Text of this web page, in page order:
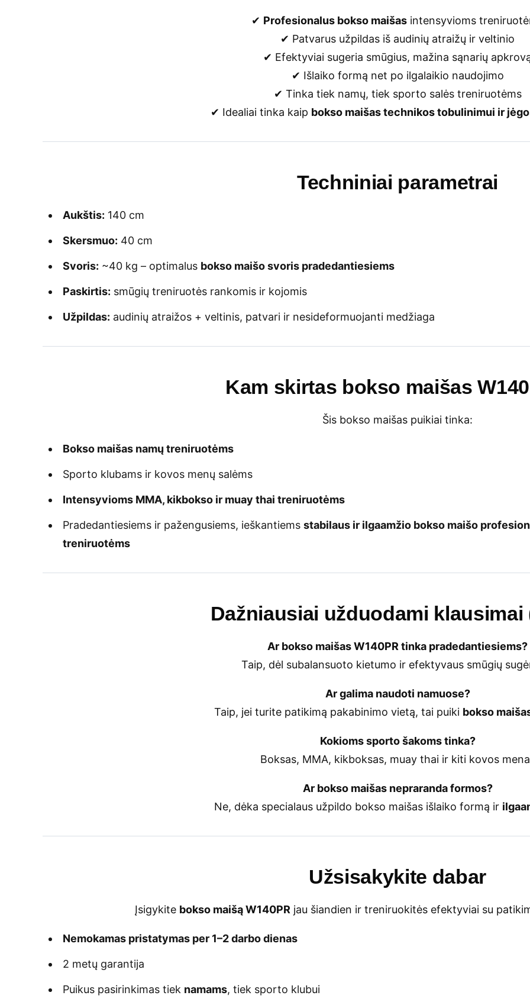
✔ Profesionalus bokso maišas intensyvioms
✔ Patvarus užpildas iš audinių atraižų ir veltinio
✔ Efektyviai sugeria smūgius, mažina sąnarių
✔ Išlaiko formą net po ilgalaikio naudojimo
✔ Tinka tiek namų, tiek sporto salės treniruotėms
✔ Idealiai tinka kaip bokso maišas technikos tobulinimui ir
Techniniai parametrai
Aukštis: 140 cm
Skersmuo: 40 cm
Svoris: ~40 kg – optimalus bokso maišo svoris pradedantiesiems
Paskirtis: smūgių treniruotės rankomis ir kojomis
Užpildas: audinių atraižos + veltinis, patvari ir nesideformuojanti medžiaga
Kam skirtas bokso maišas
Šis bokso maišas puikiai tinka:
Bokso maišas namų treniruotėms
Sporto klubams ir kovos menų salėms
Intensyvioms MMA, kikbokso ir muay thai treniruotėms
Pradedantiesiems ir pažengusiems, ieškantiems stabilaus ir ilgaamžio bokso maišo
treniruotėms
Dažniausiai užduodami klausimai
Ar bokso maišas W140PR tinka pradedantiesiems?
Taip, dėl subalansuoto kietumo ir efektyvaus smūgių
Ar galima naudoti namuose?
Taip, jei turite patikimą pakabinimo vietą, tai puiki bokso
Kokioms sporto šakoms tinka?
Boksas, MMA, kikboksas, muay thai ir kiti kovos
Ar bokso maišas nepraranda formos?
Ne, dėka specialaus užpildo bokso maišas išlaiko formą ir
Užsisakykite dabar
Įsigykite bokso maišą W140PR jau šiandien ir treniruokitės efektyviai su
Nemokamas pristatymas per 1–2 darbo dienas
2 metų garantija
Puikus pasirinkimas tiek namams, tiek sporto klubui